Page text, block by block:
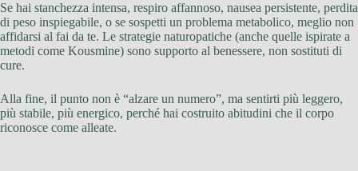
Se hai stanchezza intensa, respiro affannoso, nausea persistente, perdita
di peso inspiegabile, o se sospetti un problema metabolico, meglio non
affidarsi al fai da te. Le strategie naturopatiche (anche quelle ispirate a
metodi come Kousmine) sono supporto al benessere, non sostituti di
cure.
Alla fine, il punto non è “alzare un numero”, ma sentirti più leggero,
più stabile, più energico, perché hai costruito abitudini che il corpo
riconosce come alleate.